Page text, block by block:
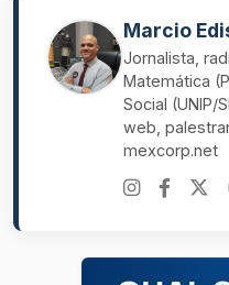
Marcio
Jornalista,
Matemática
Social (UNIP/
web,
mexcorp.net